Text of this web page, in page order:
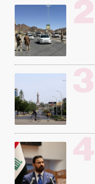
2
3
4